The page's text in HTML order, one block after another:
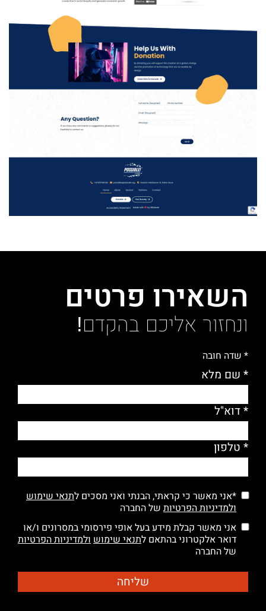
השאירו פרטים
ונחזור אליכם בהקדם!
* שדה חובה
* שם מלא
* דוא"ל
* טלפון
*אני מאשר כי קראתי, הבנתי ואני מסכים לתנאי שימוש
ולמדיניות הפרטיות של החברה
אני מאשר קבלת מידע בעל אופי פירסומי במסרונים ו/או
דואר אלקטרוני בהתאם לתנאי שימושולמדיניות הפרטיות
של החברה